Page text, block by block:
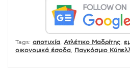
Tags: αποτυχία Ατλέτικο Μαδρίτης
οικονομικά έσοδα
Παγκόσμιο